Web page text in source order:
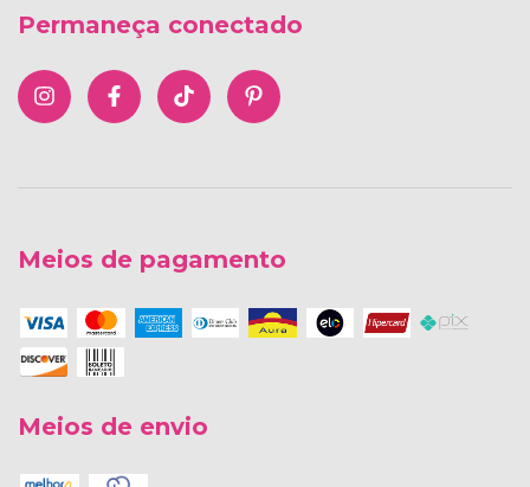
Permaneça conectado
Meios de pagamento
Meios de envio